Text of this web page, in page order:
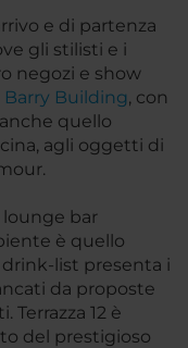
e di partenza
gli stilisti e i
negozi e show
Barry Building, con
quello
agli oggetti di
lounge bar
è quello
list presenta i
da proposte
Terrazza 12 è
del prestigioso